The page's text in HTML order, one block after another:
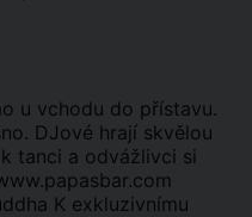
u vchodu do přístavu.
DJové hrají skvělou
tanci a odvážlivci si
K exkluzivnímu